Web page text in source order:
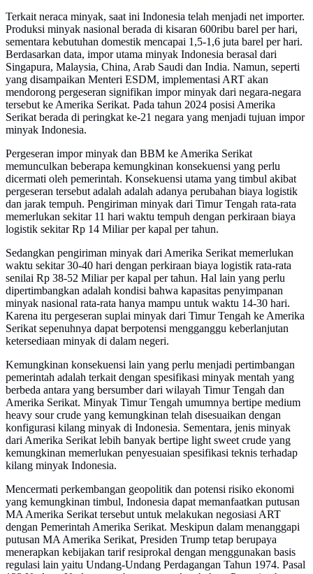
Terkait neraca minyak, saat ini Indonesia telah menjadi net importer.
Produksi minyak nasional berada di kisaran 600ribu barel per hari,
sementara kebutuhan domestik mencapai 1,5-1,6 juta barel per hari.
Berdasarkan data, impor utama minyak Indonesia berasal dari
Singapura, Malaysia, China, Arab Saudi dan India. Namun, seperti
yang disampaikan Menteri ESDM, implementasi ART akan
mendorong pergeseran signifikan impor minyak dari negara-negara
tersebut ke Amerika Serikat. Pada tahun 2024 posisi Amerika
Serikat berada di peringkat ke-21 negara yang menjadi tujuan impor
minyak Indonesia.
Pergeseran impor minyak dan BBM ke Amerika Serikat
memunculkan beberapa kemungkinan konsekuensi yang perlu
dicermati oleh pemerintah. Konsekuensi utama yang timbul akibat
pergeseran tersebut adalah adalah adanya perubahan biaya logistik
dan jarak tempuh. Pengiriman minyak dari Timur Tengah rata-rata
memerlukan sekitar 11 hari waktu tempuh dengan perkiraan biaya
logistik sekitar Rp 14 Miliar per kapal per tahun.
Sedangkan pengiriman minyak dari Amerika Serikat memerlukan
waktu sekitar 30-40 hari dengan perkiraan biaya logistik rata-rata
senilai Rp 38-52 Miliar per kapal per tahun. Hal lain yang perlu
dipertimbangkan adalah kondisi bahwa kapasitas penyimpanan
minyak nasional rata-rata hanya mampu untuk waktu 14-30 hari.
Karena itu pergeseran suplai minyak dari Timur Tengah ke Amerika
Serikat sepenuhnya dapat berpotensi mengganggu keberlanjutan
ketersediaan minyak di dalam negeri.
Kemungkinan konsekuensi lain yang perlu menjadi pertimbangan
pemerintah adalah terkait dengan spesifikasi minyak mentah yang
berbeda antara yang bersumber dari wilayah Timur Tengah dan
Amerika Serikat. Minyak Timur Tengah umumnya bertipe medium
heavy sour crude yang kemungkinan telah disesuaikan dengan
konfigurasi kilang minyak di Indonesia. Sementara, jenis minyak
dari Amerika Serikat lebih banyak bertipe light sweet crude yang
kemungkinan memerlukan penyesuaian spesifikasi teknis terhadap
kilang minyak Indonesia.
Mencermati perkembangan geopolitik dan potensi risiko ekonomi
yang kemungkinan timbul, Indonesia dapat memanfaatkan putusan
MA Amerika Serikat tersebut untuk melakukan negosiasi ART
dengan Pemerintah Amerika Serikat. Meskipun dalam menanggapi
putusan MA Amerika Serikat, Presiden Trump tetap berupaya
menerapkan kebijakan tarif resiprokal dengan menggunakan basis
regulasi lain yaitu Undang-Undang Perdagangan Tahun 1974. Pasal